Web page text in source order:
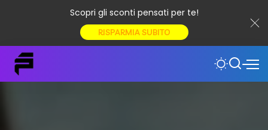
Scopri gli sconti pensati per te!
RISPARMIA SUBITO